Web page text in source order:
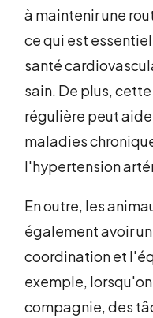
à maintenir une
ce qui est
santé
sain. De plus,
régulière peut
maladies
l'hypertension
En outre, les
également avoir
coordination et
exemple,
compagnie, des